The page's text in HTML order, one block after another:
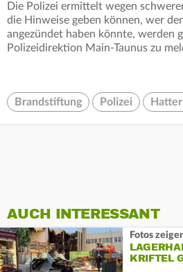
Die Polizei ermittelt wegen
die Hinweise geben können, wer
angezündet haben könnte, werden
Polizeidirektion Main-Taunus zu
Brandstiftung Polizei
AUCH INTERESSANT
Fotos
KRIFTEL